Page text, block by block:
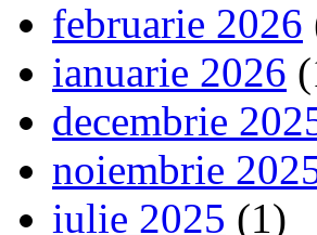
februarie 2026
ianuarie 2026
decembrie
noiembrie
iulie 2025 (1)